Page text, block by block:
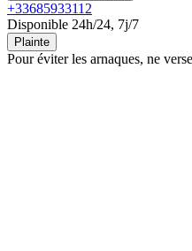
+33685933112
Disponible 24h/24, 7j/7
Plainte
Pour éviter les arnaques, ne